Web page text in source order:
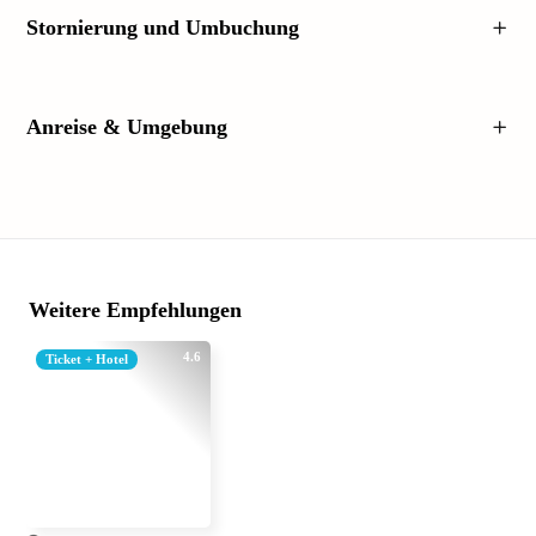
Stornierung und Umbuchung
Anreise & Umgebung
Weitere Empfehlungen
4.6
Ticket + Hotel